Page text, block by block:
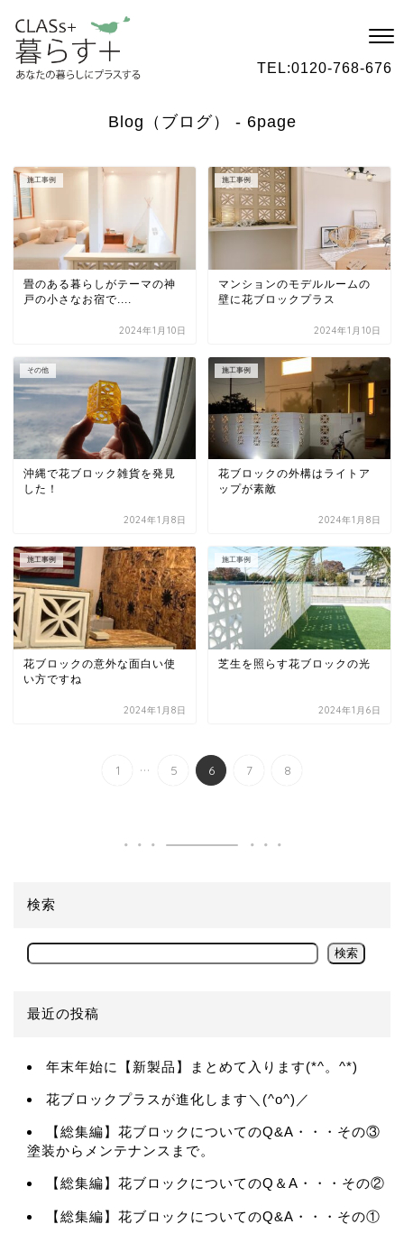
TEL:0120-768-676
Blog（ブログ） - 6page
施工事例
畳のある暮らしがテーマの神
戸の小さなお宿で....
2024年1月10日
施工事例
マンションのモデルルームの
壁に花ブロックプラス
2024年1月10日
その他
沖縄で花ブロック雑貨を発見
した！
2024年1月8日
施工事例
花ブロックの外構はライトア
ップが素敵
2024年1月8日
施工事例
花ブロックの意外な面白い使
い方ですね
2024年1月8日
施工事例
芝生を照らす花ブロックの光
2024年1月6日
1 ... 5 6 7 8
検索
検索
最近の投稿
年末年始に【新製品】まとめて入ります(*^。^*)
花ブロックプラスが進化します＼(^o^)／
【総集編】花ブロックについてのQ&A・・・その③
塗装からメンテナンスまで。
【総集編】花ブロックについてのQ＆A・・・その②
【総集編】花ブロックについてのQ&A・・・その①